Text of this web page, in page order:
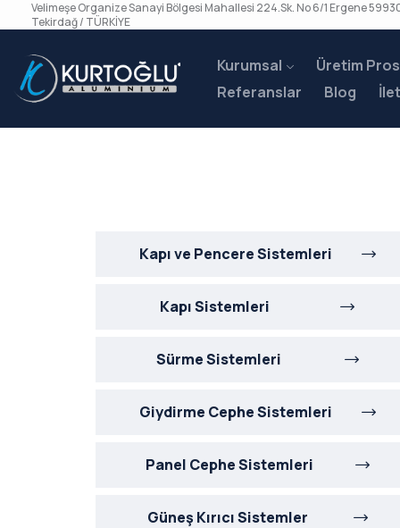
Velimeşe Organize Sanayi Bölgesi Mahallesi 224.Sk. No 6/1 Ergene
Tekirdağ / TÜRKİYE
Kurumsal
Üretim
Referanslar
Blog
Kapı ve Pencere Sistemleri
Kapı Sistemleri
Sürme Sistemleri
Giydirme Cephe Sistemleri
Panel Cephe Sistemleri
Güneş Kırıcı Sistemler